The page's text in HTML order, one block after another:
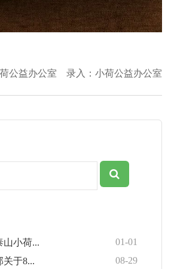
公益办公室 录入：小荷公益办公室
山小荷...
01-01
关于8...
08-29